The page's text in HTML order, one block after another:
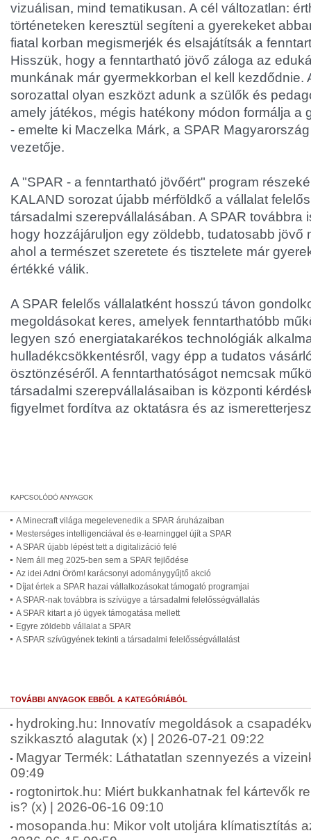
vizuálisan, mind tematikusan. A cél változatlan:
történeteken keresztül segíteni a gyerekeket
fiatal korban megismerjék és elsajátítsák a
Hisszük, hogy a fenntartható jövő záloga az
munkának már gyermekkorban el kell kezdődnie.
sorozattal olyan eszközt adunk a szülők és
amely játékos, mégis hatékony módon formálja a
- emelte ki Maczelka Márk, a SPAR
vezetője.
A "SPAR - a fenntartható jövőért" program
KALAND sorozat újabb mérföldkő a vállalat
társadalmi szerepvállalásában. A SPAR továbbra
hogy hozzájáruljon egy zöldebb, tudatosabb jövő
ahol a természet szeretete és tisztelete már
értékké válik.
A SPAR felelős vállalatként hosszú távon
megoldásokat keres, amelyek fenntarthatóbb
legyen szó energiatakarékos technológiák
hulladékcsökkentésről, vagy épp a tudatos
ösztönzéséről. A fenntarthatóságot nemcsak
társadalmi szerepvállalásaiban is központi
figyelmet fordítva az oktatásra és az
A Minecraft világa megelevenedik a SPAR áruházaiban
Mesterséges intelligenciával és e-learninggel újít a SPAR
A SPAR újabb lépést tett a digitalizáció felé
Nem áll meg 2025-ben sem a SPAR fejlődése
Az idei Adni Öröm! karácsonyi adománygyűjtő akció
Díjat értek a SPAR hazai vállalkozásokat támogató programjai
A SPAR-nak továbbra is szívügye a társadalmi felelősségvállalás
A SPAR kitart a jó ügyek támogatása mellett
Egyre zöldebb vállalat a SPAR
A SPAR szívügyének tekinti a társadalmi felelősségvállalást
TOVÁBBI ANYAGOK EBBŐL A KATEGÓRIÁBÓL
hydroking.hu: Innovatív megoldások a
szikkasztó alagutak (x) | 2026-07-21 09:22
Magyar Termék: Láthatatlan szennyezés a
09:49
rogtonirtok.hu: Miért bukkanhatnak fel kártevők
is? (x) | 2026-06-16 09:10
mosopanda.hu: Mikor volt utoljára klímatisztítás